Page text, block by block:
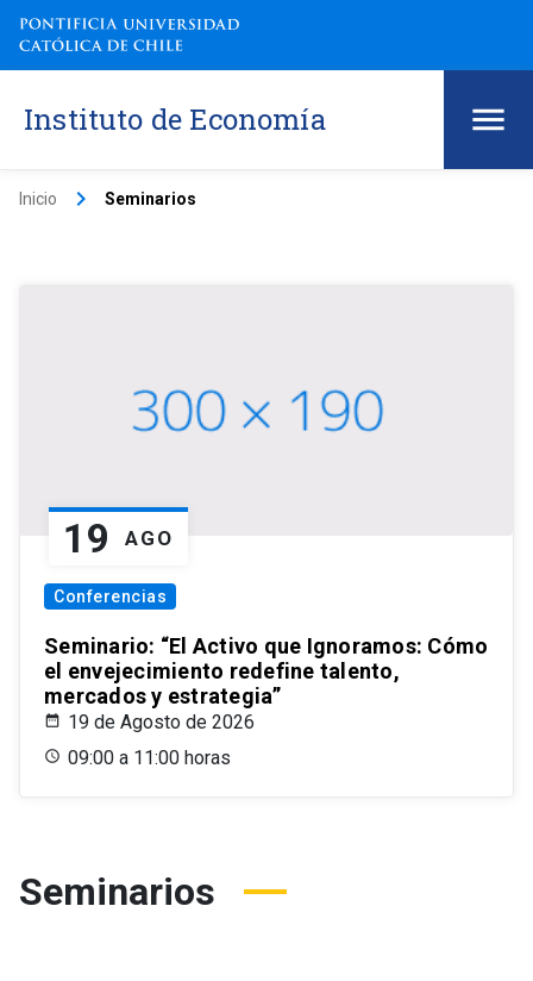
Instituto de Economía
Inicio keyboard_arrow_right Seminarios
19 AGO
Conferencias
Seminario: “El Activo que Ignoramos: Cómo
el envejecimiento redefine talento,
mercados y estrategia”
19 de Agosto de 2026
09:00 a 11:00 horas
Seminarios